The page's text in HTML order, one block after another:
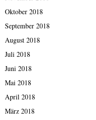
Oktober 2018
September 2018
August 2018
Juli 2018
Juni 2018
Mai 2018
April 2018
März 2018